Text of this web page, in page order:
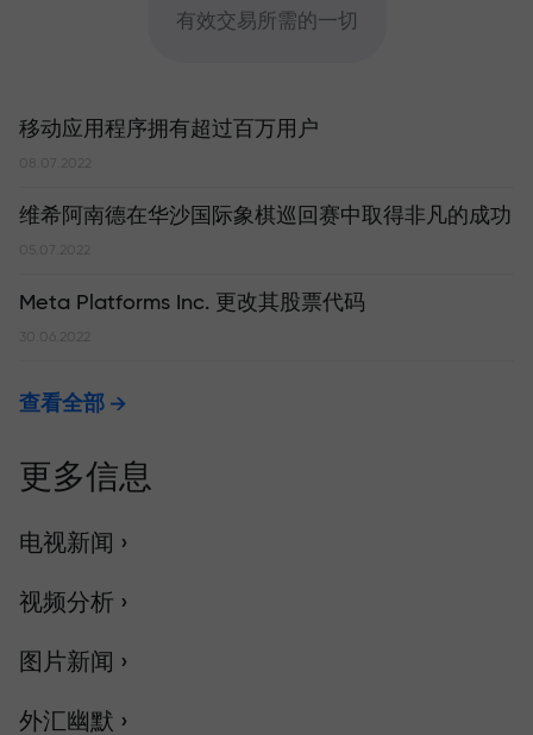
有效交易所需的一切
移动应用程序拥有超过百万用户
08.07.2022
维希阿南德在华沙国际象棋巡回赛中取得非凡的成功
Meta Platforms Inc. 更改其股票代码
30.06.2022
查看全部
更多信息
电视新闻 ›
视频分析 ›
图片新闻 ›
外汇幽默 ›